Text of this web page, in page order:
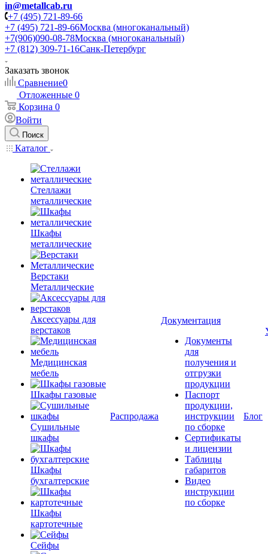
in@metallcab.ru
+7 (495) 721-89-66
+7 (495) 721-89-66Москва (многоканальный)
+7(906)090-08-78Москва (многоканальный)
+7 (812) 309-71-16Санк-Петербург
Заказать звонок
Сравнение0
Отложенные 0
Корзина 0
Войти
Поиск
Каталог
Стеллажи
металлические
Шкафы
металлические
Верстаки
Металлические
Аксессуары для
верстаков
Медицинская
мебель
Шкафы газовые
Сушильные
шкафы
Шкафы
бухгалтерские
Шкафы
картотечные
Сейфы
Распродажа
Документация
Документы
для
получения и
отгрузки
продукции
Паспорт
продукции,
инструкции
по сборке
Сертификаты
и лицензии
Таблицы
габаритов
Видео
инструкции
по сборке
Блог